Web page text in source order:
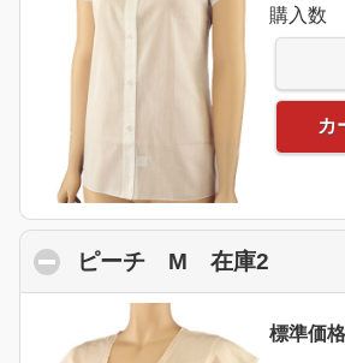
購入数
カ
ピーチ M 在庫2
標準価